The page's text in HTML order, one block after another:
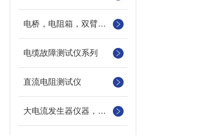
电桥，电阻箱，双臂电桥，单臂电桥，标准电阻
电缆故障测试仪系列
直流电阻测试仪
大电流发生器仪器，三相电流发生器，长时间大电流发生器